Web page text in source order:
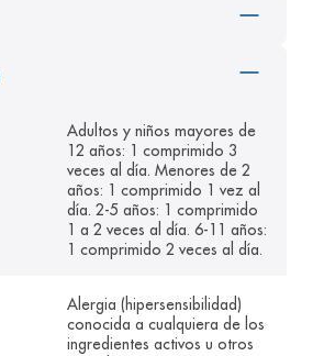
Adultos y niños mayores de
12 años: 1 comprimido 3
veces al día. Menores de 2
años: 1 comprimido 1 vez al
día. 2-5 años: 1 comprimido
1 a 2 veces al día. 6-11 años:
1 comprimido 2 veces al día.
Alergia (hipersensibilidad)
conocida a cualquiera de los
ingredientes activos u otros